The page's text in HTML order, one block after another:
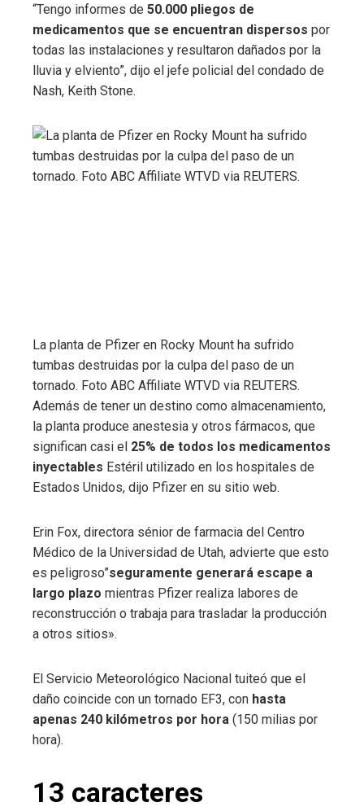
“Tengo informes de 50.000 pliegos de
medicamentos que se encuentran dispersos por
todas las instalaciones y resultaron dañados por la
lluvia y elviento”, dijo el jefe policial del condado de
Nash, Keith Stone.
La planta de Pfizer en Rocky Mount ha sufrido
tumbas destruidas por la culpa del paso de un
tornado. Foto ABC Affiliate WTVD via REUTERS.
Además de tener un destino como almacenamiento,
la planta produce anestesia y otros fármacos, que
significan casi el 25% de todos los medicamentos
inyectables Estéril utilizado en los hospitales de
Estados Unidos, dijo Pfizer en su sitio web.
Erin Fox, directora sénior de farmacia del Centro
Médico de la Universidad de Utah, advierte que esto
es peligroso”seguramente generará escape a
largo plazo mientras Pfizer realiza labores de
reconstrucción o trabaja para trasladar la producción
a otros sitios».
El Servicio Meteorológico Nacional tuiteó que el
daño coincide con un tornado EF3, con hasta
apenas 240 kilómetros por hora (150 milias por
hora).
13 caracteres